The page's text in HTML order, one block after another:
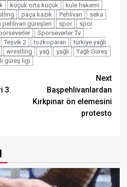
küçük orta küçük
kule hakemi
paça kazık Pehlivan
seka
pehlivan güreşleri spor
spor
Sporseverler Tv
Teşvik 2 tozkoparan
türkiye yağlı
wrestling yağ yağlı
Yağlı Güreş
güreş ligi
3.
Next
Başpehlivanlardan
Kırkpınar ön elemesini
protesto